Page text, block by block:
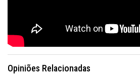
Opiniões Relacionadas